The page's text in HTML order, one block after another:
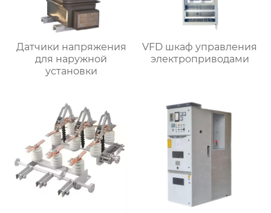
Датчики напряжения
для наружной
установки
VFD шкаф управления
электроприводами